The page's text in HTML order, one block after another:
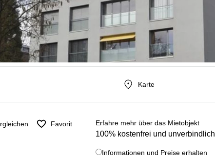
Karte
Favorit Erfahre mehr über das Mietobjekt
100% kostenfrei und unverbindlich
Informationen und Preise erhalten